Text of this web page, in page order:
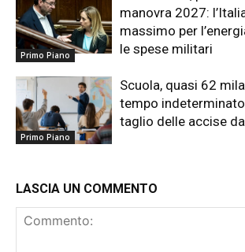
Primo Piano
manovra 2027:
massimo per
le spese militari
Primo Piano
Scuola, quasi 62
tempo
taglio delle accise
LASCIA UN COMMENTO